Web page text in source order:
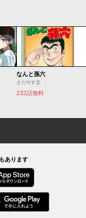
なんと孫六
さだやす圭
232話無料
あります